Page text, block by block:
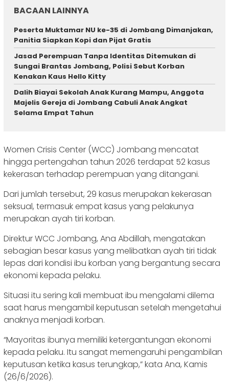
BACAAN LAINNYA
Peserta Muktamar NU ke-35 di Jombang Dimanjakan,
Panitia Siapkan Kopi dan Pijat Gratis
Jasad Perempuan Tanpa Identitas Ditemukan di
Sungai Brantas Jombang, Polisi Sebut Korban
Kenakan Kaus Hello Kitty
Dalih Biayai Sekolah Anak Kurang Mampu, Anggota
Majelis Gereja di Jombang Cabuli Anak Angkat
Selama Empat Tahun
Women Crisis Center (WCC) Jombang mencatat
hingga pertengahan tahun 2026 terdapat 52 kasus
kekerasan terhadap perempuan yang ditangani.
Dari jumlah tersebut, 29 kasus merupakan kekerasan
seksual, termasuk empat kasus yang pelakunya
merupakan ayah tiri korban.
Direktur WCC Jombang, Ana Abdillah, mengatakan
sebagian besar kasus yang melibatkan ayah tiri tidak
lepas dari kondisi ibu korban yang bergantung secara
ekonomi kepada pelaku.
Situasi itu sering kali membuat ibu mengalami dilema
saat harus mengambil keputusan setelah mengetahui
anaknya menjadi korban.
“Mayoritas ibunya memiliki ketergantungan ekonomi
kepada pelaku. Itu sangat memengaruhi pengambilan
keputusan ketika kasus terungkap,” kata Ana, Kamis
(26/6/2026).